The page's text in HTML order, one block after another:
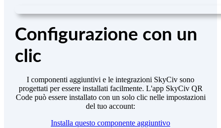
Configurazione con un
clic
I componenti aggiuntivi e le integrazioni SkyCiv sono
progettati per essere installati facilmente. L'app SkyCiv QR
Code può essere installato con un solo clic nelle impostazioni
del tuo account:
Installa questo componente aggiuntivo